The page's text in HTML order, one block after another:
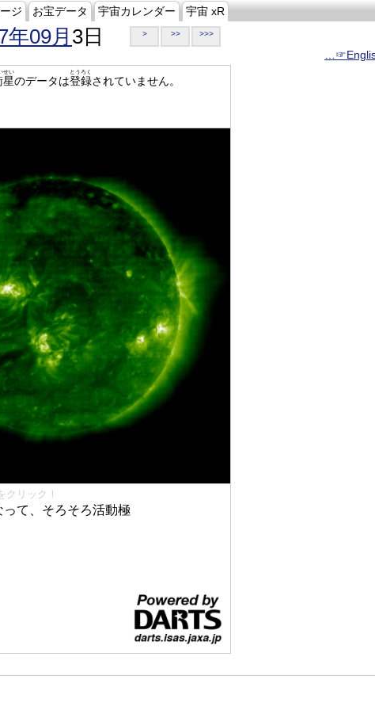
ジ お宝データ 宇宙カレンダー 宇宙 xR
年09月 3日 > >> >>>
星
せい
のデータは登録
とうろく
されていません。
リック！
て、そろそろ活動極